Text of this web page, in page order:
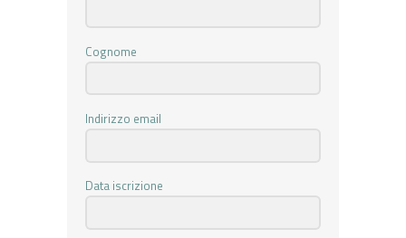
Cognome
Indirizzo email
Data iscrizione